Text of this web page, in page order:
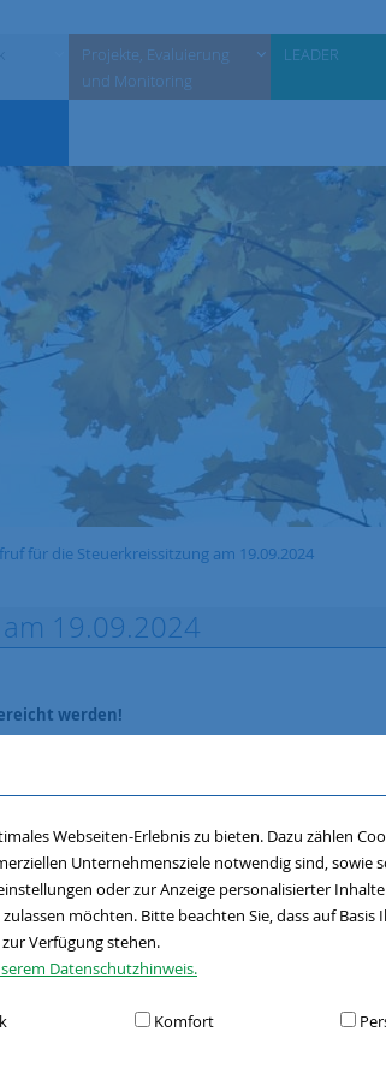
Webseiten-Erlebnis zu bieten. Dazu zählen
Unternehmensziele notwendig sind, sowie
oder zur Anzeige personalisierter
möchten. Bitte beachten Sie, dass auf
Verfügung stehen.
Datenschutzhinweis.
Komfort
Projekte, Evaluierung
und Monitoring
LEADER
für die Steuerkreissitzung am 19.09.2024
19.09.2024
werden!
LAG